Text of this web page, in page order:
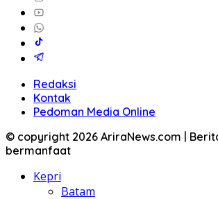
Redaksi
Kontak
Pedoman Media Online
© copyright 2026 AriraNews.com |
bermanfaat
Kepri
Batam